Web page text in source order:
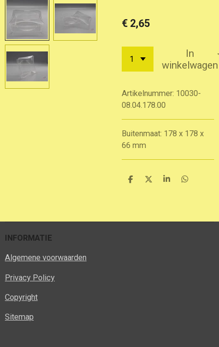
€ 2,65
In
winkelwagen
Artikelnummer: 10030-
08.04.178.00
Buitenmaat: 178 x 178 x
66 mm
D
D
S
D
INFORMATIE
Algemene voorwaarden
Privacy Policy
Copyright
Sitemap